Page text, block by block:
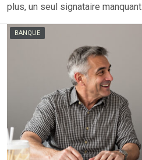
plus, un seul signataire
BANQUE